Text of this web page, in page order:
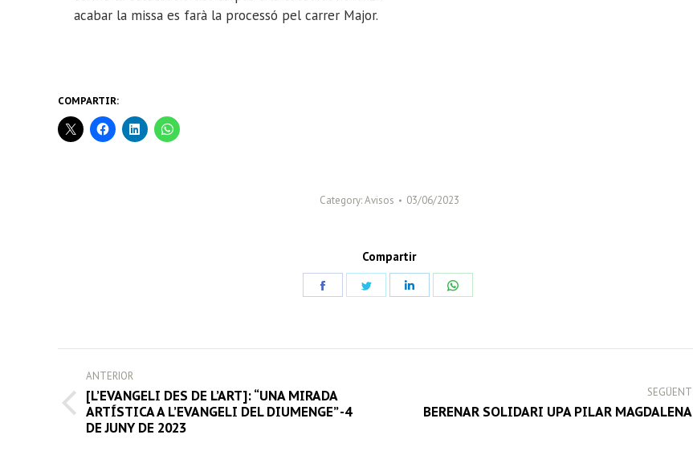
acabar la missa es farà la processó pel carrer Major.
COMPARTIR:
Category:Avisos 03/06/2023
Compartir
Share
Share
POST
NAVIGATION
ANTERIOR
Previous
post:
[L’EVANGELI DES DE L’ART]: “UNA MIRADA
ARTÍSTICA A L’EVANGELI DEL DIUMENGE” -4
DE JUNY DE 2023
SEGÜENT
Next
BERENAR SOLIDARI UPA PILAR MAGDALENA